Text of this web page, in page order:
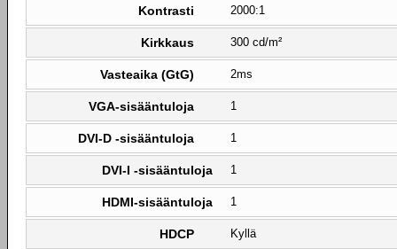
Kontrasti 2000:1
Kirkkaus 300 cd/m²
Vasteaika (GtG) 2ms
VGA-sisääntuloja 1
DVI-D -sisääntuloja 1
DVI-I -sisääntuloja 1
HDMI-sisääntuloja 1
HDCP Kyllä